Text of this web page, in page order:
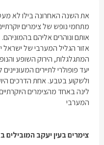
את השנה האחרונה בילו לא
מתחמי נופש של צימרים
אותם ונוהרים אליהם בהמוניהם.
אזור הגליל המערבי של ישראל
המתגלגלות, הירוק השופע
יעד פופולרי לתיירים
ולשקוע בטבע. אחת הדרכים
לינה באחד מהצימרים
המערבי
צימרים בעין יעקב המובילים